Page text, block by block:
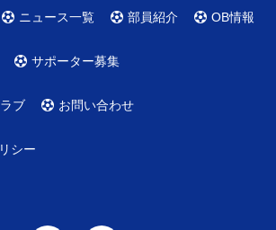
ニュース一覧 部員紹介 OB情報
サポーター募集
ブ お問い合わせ
シー